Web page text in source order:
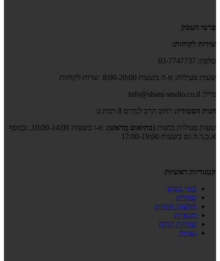
פרטי העסק
שירות לקוחות:
טלפון: 03-7747737
שעות פעילות: א-ה בשעות 8:00-20:00 שרות לקוחות
מייל: info@shani-studio.co.il
חנות הסטודיו: רחוב הרב לנדרס 8 רמת גן
שעות פעילות בחנות (בתיאום מראש
): א-ו בשעות 10:00-14:00, ובנוסף
א,ב,ד,ה גם בשעות 17:00-19:00
קטגוריות ראשיות
בגדי בסיס
שמלות
חולצות וגופיות
חצאיות
שמלות הנקה
נערות